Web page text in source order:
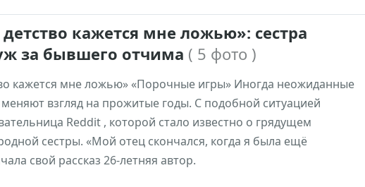
кажется мне ложью»: сестра
за бывшего отчима ( 5 фото )
кажется мне ложью» «Порочные игры» Иногда неожиданные
взгляд на прожитые годы. С подобной ситуацией
Reddit , которой стало известно о грядущем
сестры. «Мой отец скончался, когда я была ещё
свой рассказ 26-летняя автор.